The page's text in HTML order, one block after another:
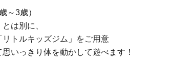
～3歳）
は別に、
トルキッズジム」をご用意
いっきり体を動かして遊べます！